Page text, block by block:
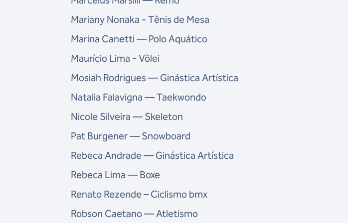
Mariany Nonaka - Tênis de Mesa
Marina Canetti — Polo Aquático
Maurício Lima - Vôlei
Mosiah Rodrigues — Ginástica Artística
Natalia Falavigna — Taekwondo
Nicole Silveira — Skeleton
Pat Burgener — Snowboard
Rebeca Andrade — Ginástica Artística
Rebeca Lima — Boxe
Renato Rezende – Ciclismo bmx
Robson Caetano — Atletismo